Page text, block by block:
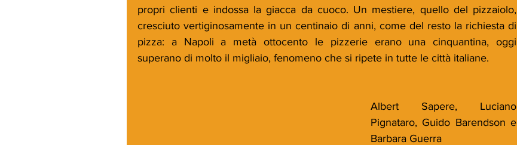
propri clienti e indossa la giacca da cuoco. Un mestiere, quello del pizzaiolo,
cresciuto vertiginosamente in un centinaio di anni, come del resto la richiesta di
pizza: a Napoli a metà ottocento le pizzerie erano una cinquantina, oggi
superano di molto il migliaio, fenomeno che si ripete in tutte le città italiane.
Albert Sapere, Luciano
Pignataro, Guido Barendson e
Barbara Guerra